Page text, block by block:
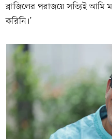
ব্রাজিলের পরাজয়ে সত্যিই আমি
করিনি।’